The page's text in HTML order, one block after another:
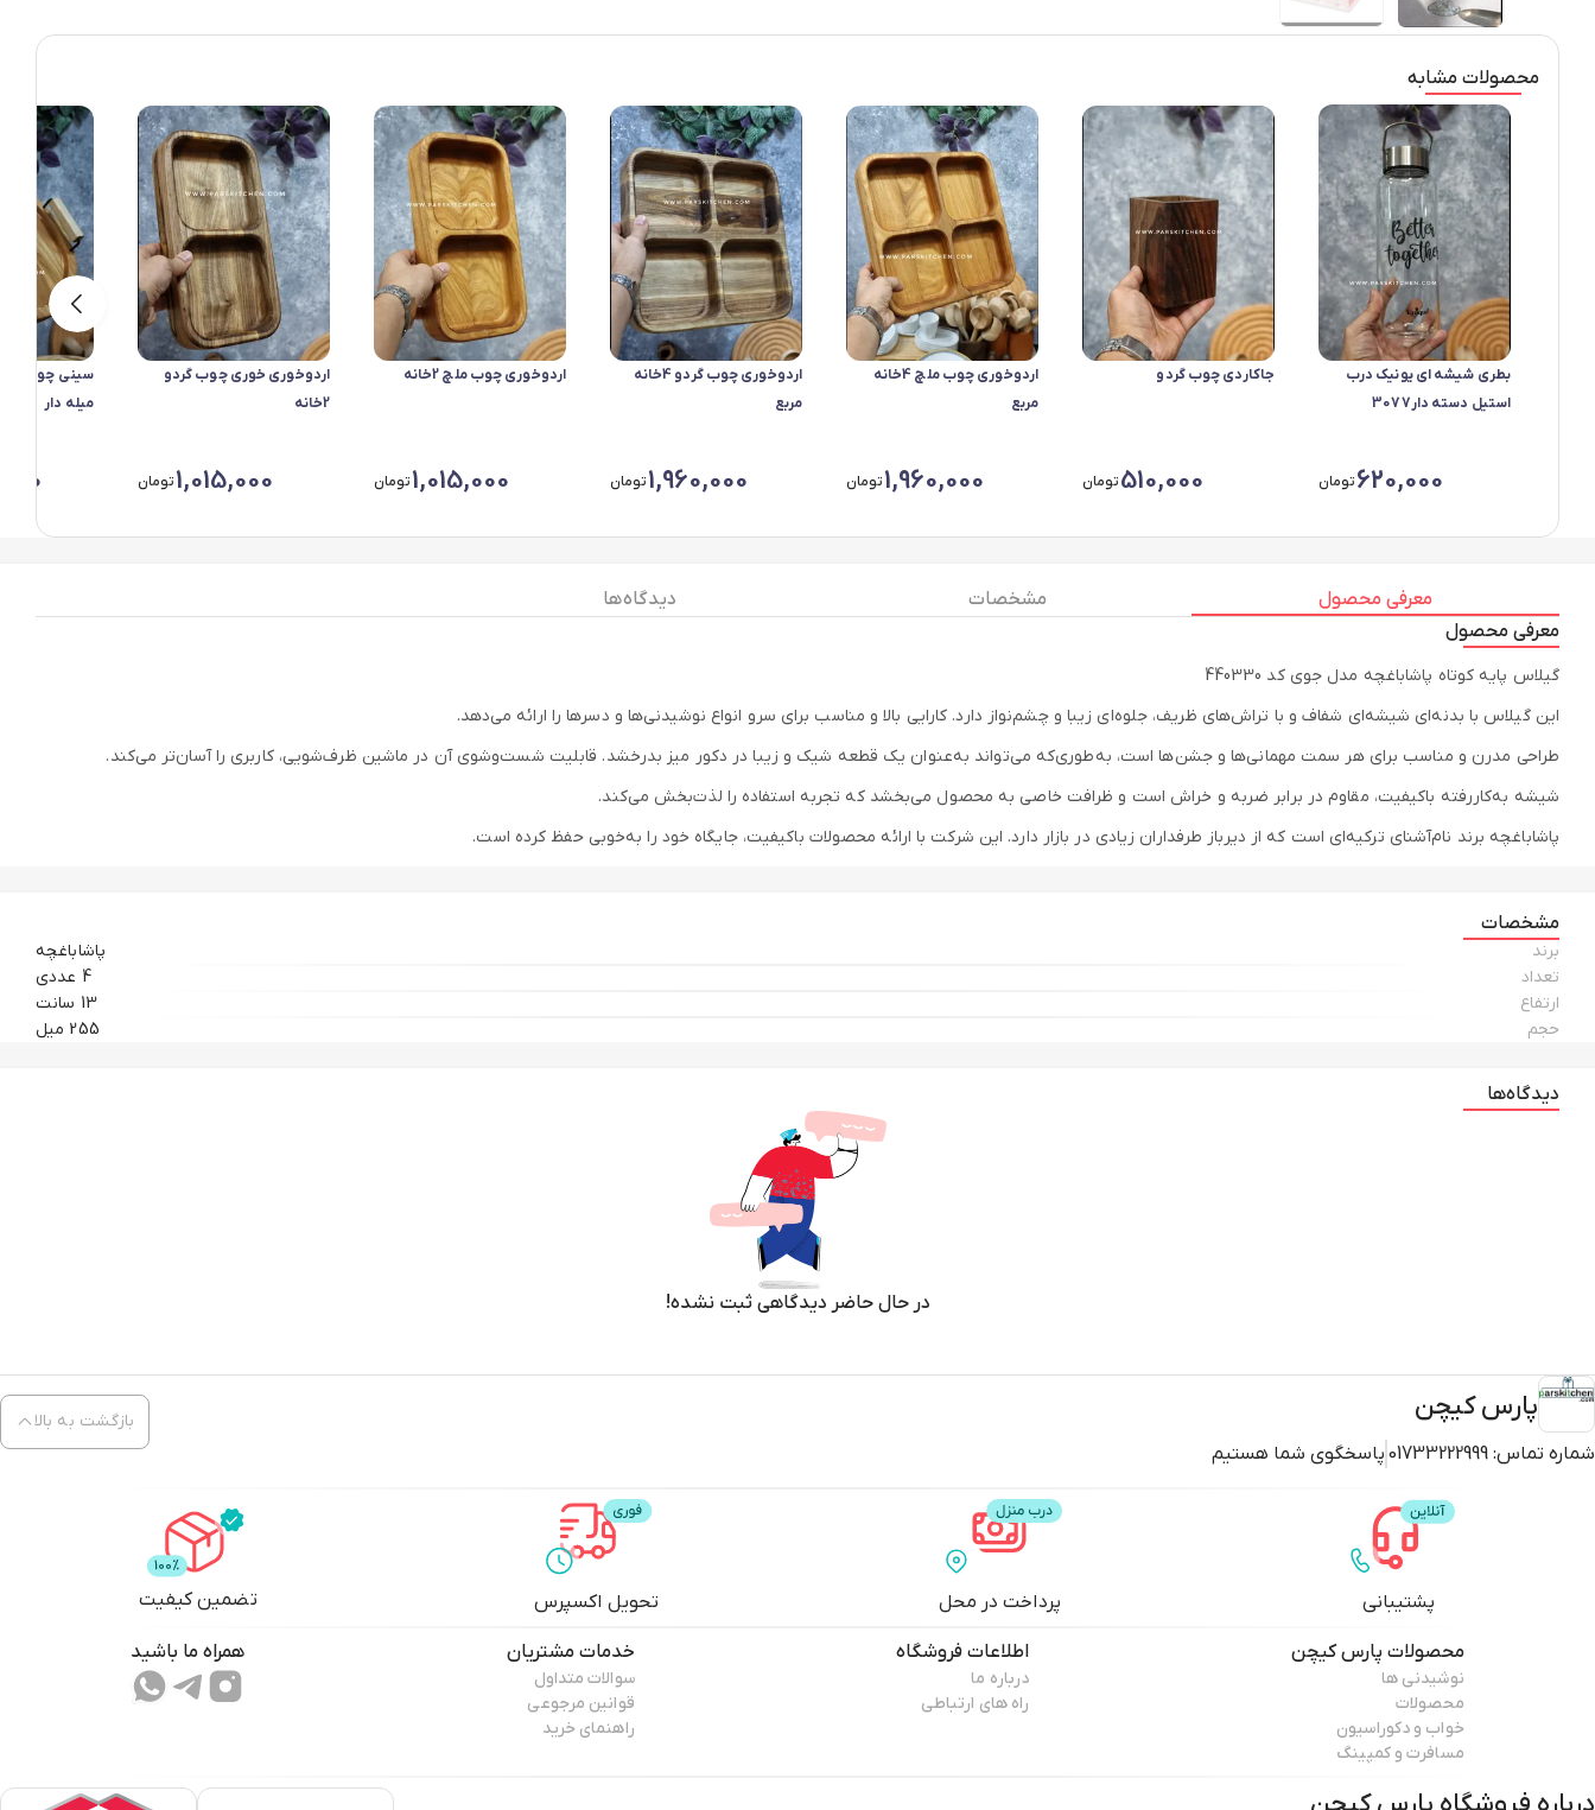
محصولات مشابه
بطری شیشه ای یونیک درب
استیل دسته دار3077
620,000تومان
جاکاردی چوب گردو
510,000تومان
اردوخوری چوب ملچ 4خانه
مربع
1,960,000تومان
اردوخوری چوب گردو 4خانه
مربع
1,960,000تومان
اردوخوری چوب ملچ 2خانه
1,015,000تومان
اردوخوری خوری چوب گردو
2خانه
1,015,000تومان
سینی چوب
میله دار
معرفی محصول مشخصات
دیدگاه ها
معرفی محصول
گیلاس پایه کوتاه پاشاباغچه مدل جوی کد 440330
این گیلاس با بدنه‌ای شیشه‌ای شفاف و با تراش‌های ظریف، جلوه‌ای زیبا و چشم‌نواز دارد. کارایی بالا و مناسب برای سرو انواع نوشیدنی‌ها و دسرها را ارائه می‌دهد.
طراحی مدرن و مناسب برای هر سمت مهمانی‌ها و جشن‌ها است، به‌طوری‌که می‌تواند به‌عنوان یک قطعه شیک و زیبا در دکور میز بدرخشد. قابلیت شست‌وشوی آن در ماشین ظرف‌شویی، کاربری را آسان‌تر می‌کند.
شیشه به‌کاررفته باکیفیت، مقاوم در برابر ضربه و خراش است و ظرافت خاصی به محصول می‌بخشد که تجربه استفاده را لذت‌بخش می‌کند.
پاشاباغچه برند نام‌آشنای ترکیه‌ای است که از دیرباز طرفداران زیادی در بازار دارد. این شرکت با ارائه محصولات باکیفیت، جایگاه خود را به‌خوبی حفظ کرده است.
مشخصات
برند
پاشاباغچه
تعداد
4 عددی
ارتفاع
13 سانت
حجم
255 میل
دیدگاه‌ها
در حال حاضر دیدگاهی ثبت نشده!
پارس کیچن
شماره تماس: 01733222999 پاسخگوی شما هستیم
بازگشت به بالا
پشتیبانی پرداخت در محل تحویل اکسپرس تضمین کیفیت
محصولات پارس کیچن
نوشیدنی ها
محصولات
خواب و دکوراسیون
مسافرت و کمپینگ
اطلاعات فروشگاه
درباره ما
راه های ارتباطی
خدمات مشتریان
سوالات متداول
قوانین مرجوعی
راهنمای خرید
همراه ما باشید